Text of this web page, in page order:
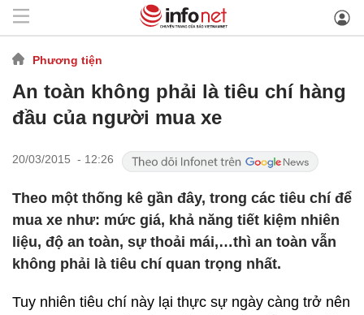
Phương tiện
An toàn không phải là tiêu chí hàng
đầu của người mua xe
20/03/2015 - 12:26
Theo một thống kê gần đây, trong các tiêu chí để
mua xe như: mức giá, khả năng tiết kiệm nhiên
liệu, độ an toàn, sự thoải mái,…thì an toàn vẫn
không phải là tiêu chí quan trọng nhất.
Tuy nhiên tiêu chí này lại thực sự ngày càng trở nên